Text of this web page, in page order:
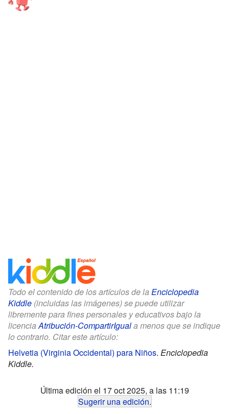
Todo el contenido de los artículos de la Enciclopedia
Kiddle (incluidas las imágenes) se puede utilizar
libremente para fines personales y educativos bajo la
licenciaAtribución-CompartirIguala menos que se indique
lo contrario. Citar este artículo:
Helvetia (Virginia Occidental) para Niños. Enciclopedia
Kiddle.
Última edición el 17 oct 2025, a las 11:19
Sugerir una edición.